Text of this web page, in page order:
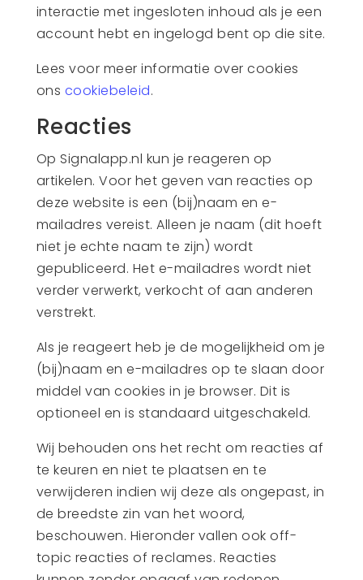
interactie met ingesloten inhoud als je een
account hebt en ingelogd bent op die site.
Lees voor meer informatie over cookies
ons cookiebeleid.
Reacties
Op Signalapp.nl kun je reageren op
artikelen. Voor het geven van reacties op
deze website is een (bij)naam en e-
mailadres vereist. Alleen je naam (dit hoeft
niet je echte naam te zijn) wordt
gepubliceerd. Het e-mailadres wordt niet
verder verwerkt, verkocht of aan anderen
verstrekt.
Als je reageert heb je de mogelijkheid om je
(bij)naam en e-mailadres op te slaan door
middel van cookies in je browser. Dit is
optioneel en is standaard uitgeschakeld.
Wij behouden ons het recht om reacties af
te keuren en niet te plaatsen en te
verwijderen indien wij deze als ongepast, in
de breedste zin van het woord,
beschouwen. Hieronder vallen ook off-
topic reacties of reclames. Reacties